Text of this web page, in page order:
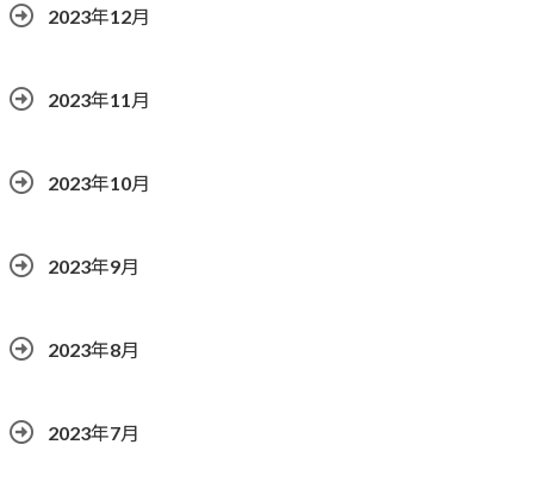
2023年12月
2023年11月
2023年10月
2023年9月
2023年8月
2023年7月